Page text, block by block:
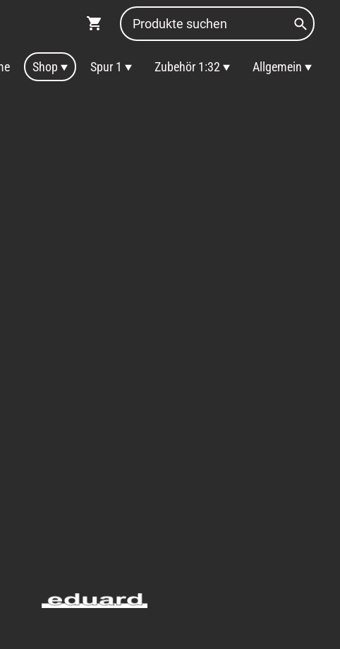
Shop Spur 1 Zubehör 1:32 Allgemein